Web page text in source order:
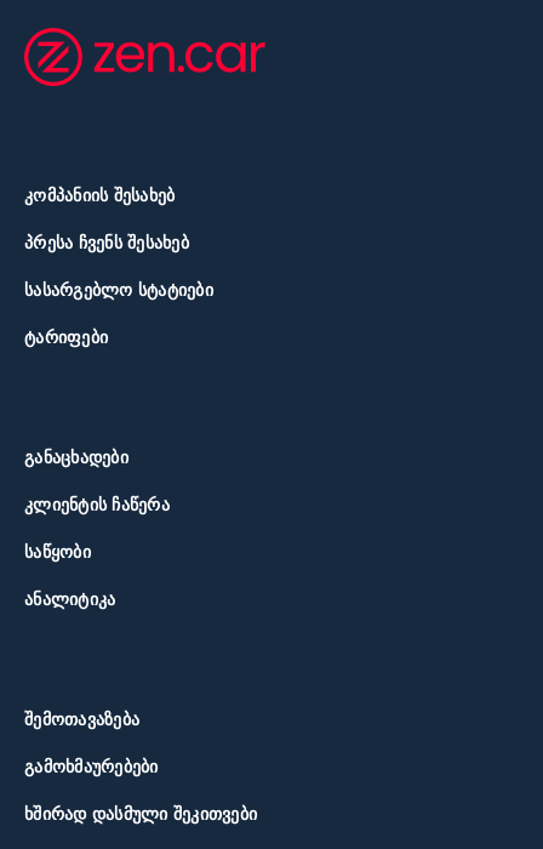
ᲙᲝᲛᲞᲐᲜᲘᲘᲡ ᲨᲔᲡᲐᲮᲔᲑ
ᲞᲠᲔᲡᲐ ᲩᲕᲔᲜᲡ ᲨᲔᲡᲐᲮᲔᲑ
ᲡᲐᲡᲐᲠᲒᲔᲑᲚᲝ ᲡᲢᲐᲢᲘᲔᲑᲘ
ᲢᲐᲠᲘᲤᲔᲑᲘ
ᲒᲐᲜᲐᲪᲮᲐᲓᲔᲑᲘ
ᲙᲚᲘᲔᲜᲢᲘᲡ ᲩᲐᲬᲔᲠᲐ
ᲡᲐᲬᲧᲝᲑᲘ
ᲐᲜᲐᲚᲘᲢᲘᲙᲐ
ᲨᲔᲛᲝᲗᲐᲕᲐᲖᲔᲑᲐ
ᲒᲐᲛᲝᲮᲛᲐᲣᲠᲔᲑᲔᲑᲘ
ᲮᲨᲘᲠᲐᲓ ᲓᲐᲡᲛᲣᲚᲘ ᲨᲔᲙᲘᲗᲕᲔᲑᲘ